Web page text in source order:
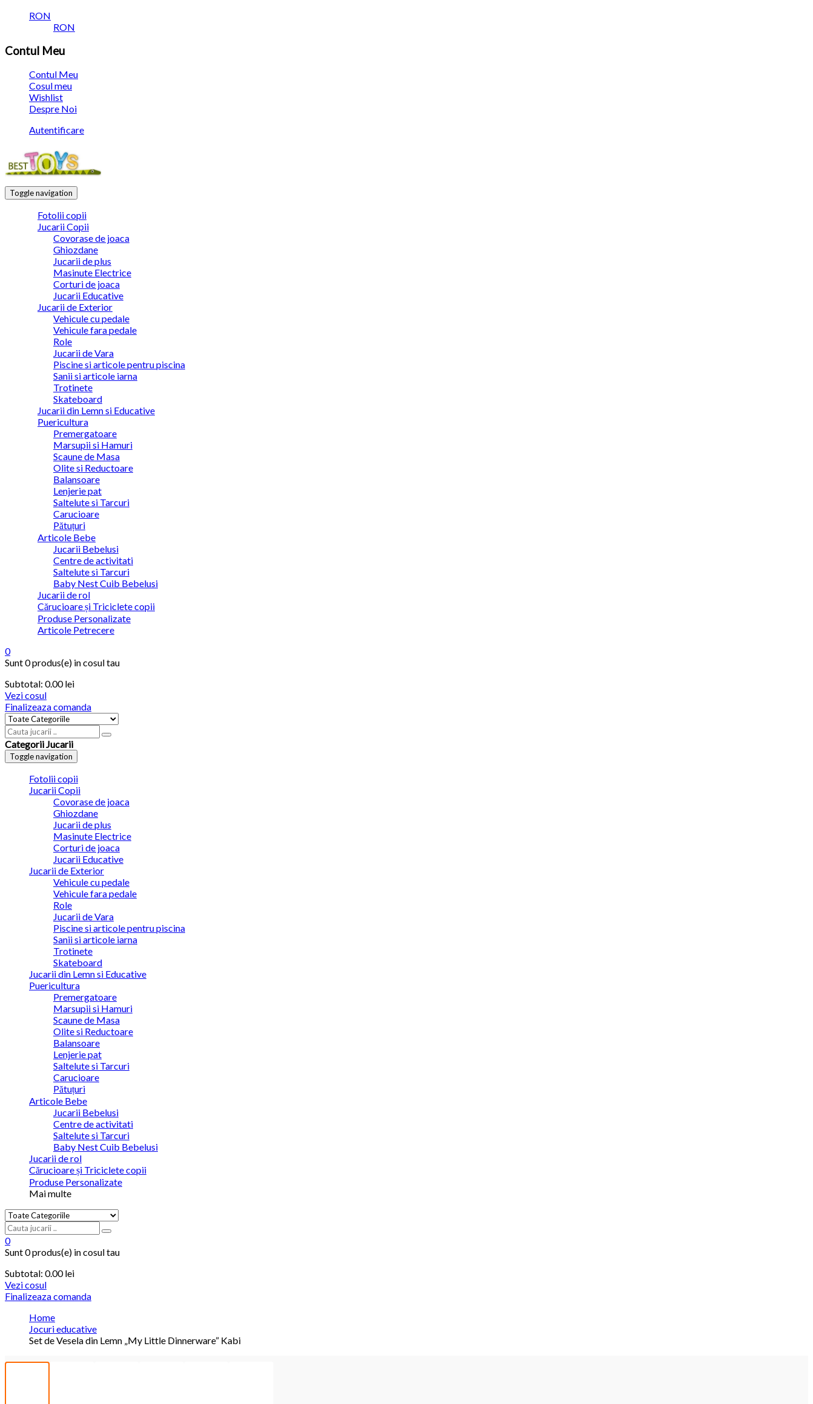
RON
RON
Contul Meu
Contul Meu
Cosul meu
Wishlist
Despre Noi
Autentificare
Toggle navigation
Fotolii copii
Jucarii Copii
Covorase de joaca
Ghiozdane
Jucarii de plus
Masinute Electrice
Corturi de joaca
Jucarii Educative
Jucarii de Exterior
Vehicule cu pedale
Vehicule fara pedale
Role
Jucarii de Vara
Piscine si articole pentru piscina
Sanii si articole iarna
Trotinete
Skateboard
Jucarii din Lemn si Educative
Puericultura
Premergatoare
Marsupii si Hamuri
Scaune de Masa
Olite si Reductoare
Balansoare
Lenjerie pat
Saltelute si Tarcuri
Carucioare
Pătuțuri
Articole Bebe
Jucarii Bebelusi
Centre de activitati
Saltelute si Tarcuri
Baby Nest Cuib Bebelusi
Jucarii de rol
Cărucioare și Triciclete copii
Produse Personalizate
Articole Petrecere
0
Sunt0 produs(e) in cosul tau
Subtotal: 0.00 lei
Vezi cosul
Finalizeaza comanda
Categorii Jucarii
Toggle navigation
Fotolii copii
Jucarii Copii
Covorase de joaca
Ghiozdane
Jucarii de plus
Masinute Electrice
Corturi de joaca
Jucarii Educative
Jucarii de Exterior
Vehicule cu pedale
Vehicule fara pedale
Role
Jucarii de Vara
Piscine si articole pentru piscina
Sanii si articole iarna
Trotinete
Skateboard
Jucarii din Lemn si Educative
Puericultura
Premergatoare
Marsupii si Hamuri
Scaune de Masa
Olite si Reductoare
Balansoare
Lenjerie pat
Saltelute si Tarcuri
Carucioare
Pătuțuri
Articole Bebe
Jucarii Bebelusi
Centre de activitati
Saltelute si Tarcuri
Baby Nest Cuib Bebelusi
Jucarii de rol
Cărucioare și Triciclete copii
Produse Personalizate
Mai multe
0
Sunt0 produs(e) in cosul tau
Subtotal: 0.00 lei
Vezi cosul
Finalizeaza comanda
Home
Jocuri educative
Set de Vesela din Lemn „My Little Dinnerware” Kabi